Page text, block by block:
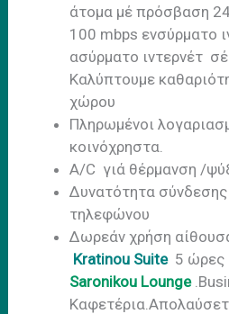
άτομα μέ πρόσβαση
100 mbps ενσύρματο
ασύρματο ιντερνέτ
Καλύπτουμε
χώρου
Πληρωμένοι
κοινόχρηστα.
A/C γιά θέρμανση /
Δυνατότητα
τηλεφώνου
Δωρεάν χρήση
Kratinou Suite5 ώρες
Saronikou Lounge